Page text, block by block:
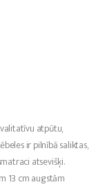
atpūtu,
ir pilnībā saliktas,
atsevišķi.
13 cm augstām